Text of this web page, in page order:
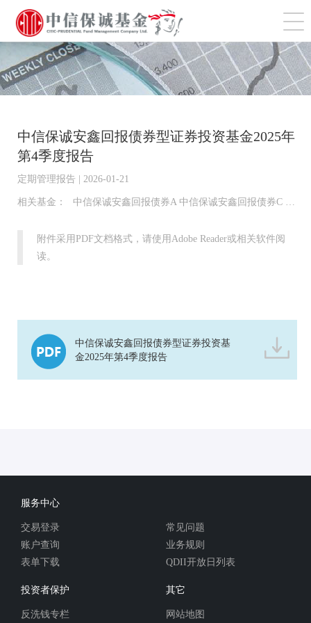
切
中信保诚安鑫回报债券型证券投资基金2025年
第4季度报告
定期管理报告 | 2026-01-21
相关基金： 中信保诚安鑫回报债券A 中信保诚安鑫回报债券C 中信保诚安鑫回报债券D 中信保诚安鑫回报债券E
附件采用PDF文档格式，请使用Adobe Reader或相关软件阅
读。
中信保诚安鑫回报债券型证券投资基
金2025年第4季度报告
服务中心
交易登录
账户查询
表单下载
常见问题
业务规则
QDII开放日列表
投资者保护
反洗钱专栏
其它
网站地图